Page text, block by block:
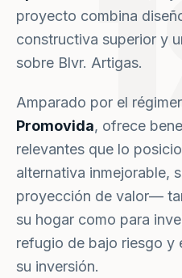
proyecto combina
constructiva superior y
sobre Blvr. Artigas.
Amparado por el
Promovida, ofrece
relevantes que lo
alternativa inmejorable,
proyección de valor—
su hogar como para
refugio de bajo riesgo y
su inversión.